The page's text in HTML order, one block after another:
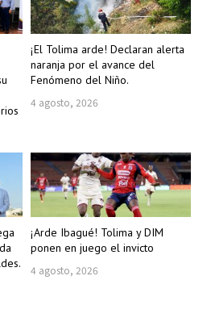
¡El Tolima arde! Declaran alerta
naranja por el avance del
Fenómeno del Niño.
4 agosto, 2026
¡Arde Ibagué! Tolima y DIM
ponen en juego el invicto
4 agosto, 2026